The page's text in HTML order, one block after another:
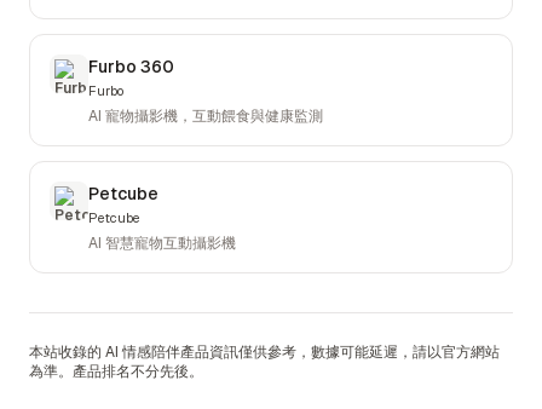
Furbo 360
Furbo
AI 寵物攝影機，互動餵食與健康監測
Petcube
Petcube
AI 智慧寵物互動攝影機
本站收錄的 AI 情感陪伴產品資訊僅供參考，數據可能延遲，請以官方網站
為準。產品排名不分先後。